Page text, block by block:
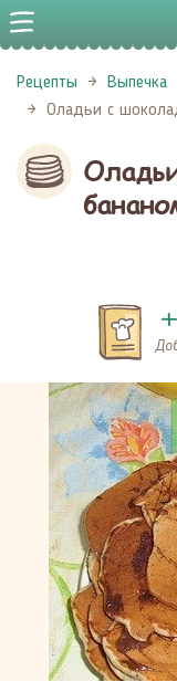
Рецепты Выпечка
Оладьи с